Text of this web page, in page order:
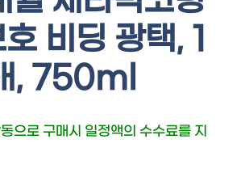
비딩 광택, 1
, 750ml
으로 구매시 일정액의 수수료를 지